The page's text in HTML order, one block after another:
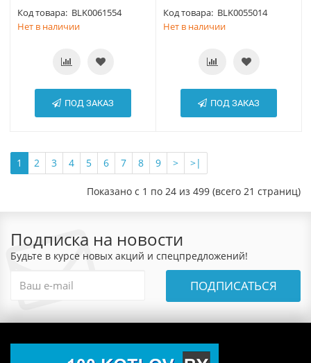
Код товара: BLK0061554
Нет в наличии
ПОД ЗАКАЗ
Код товара: BLK0055014
Нет в наличии
ПОД ЗАКАЗ
1 2 3 4 5 6 7 8 9 > >|
Показано с 1 по 24 из 499 (всего 21 страниц)
Подписка на новости
Будьте в курсе новых акций и спецпредложений!
ПОДПИСАТЬСЯ